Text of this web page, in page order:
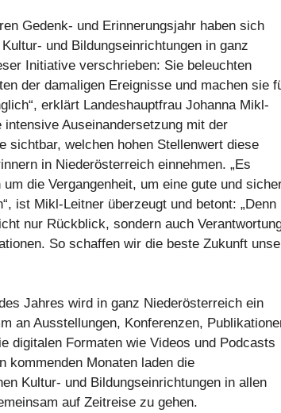
Gedenk- und Erinnerungsjahr haben sich
und Bildungseinrichtungen in ganz
Initiative verschrieben: Sie beleuchten
der damaligen Ereignisse und machen sie
erklärt Landeshauptfrau Johanna Mikl-
intensive Auseinandersetzung mit der
sichtbar, welchen hohen Stellenwert diese
in Niederösterreich einnehmen. „Es
die Vergangenheit, um eine gute und
ist Mikl-Leitner überzeugt und betont: „Denn
nur Rückblick, sondern auch
So schaffen wir die beste Zukunft
Jahres wird in ganz Niederösterreich ein
an Ausstellungen, Konferenzen,
digitalen Formaten wie Videos und Podcasts
kommenden Monaten laden die
Kultur- und Bildungseinrichtungen in allen
auf Zeitreise zu gehen.